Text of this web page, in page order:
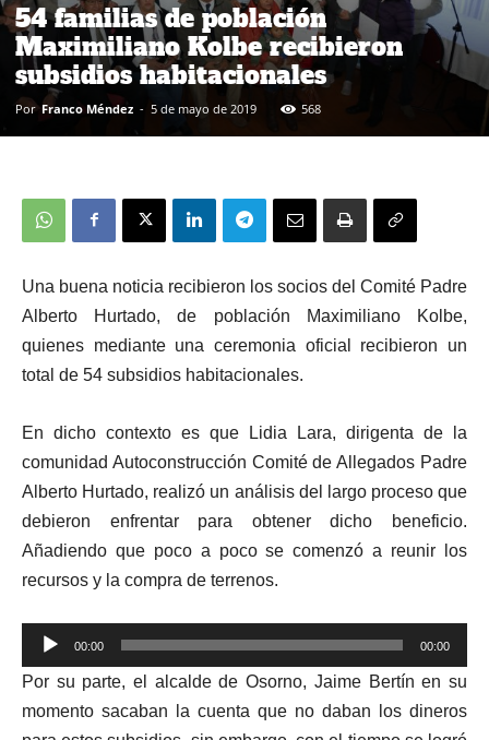
54 familias de población
Maximiliano Kolbe recibieron
subsidios habitacionales
Por Franco Méndez - 5 de mayo de 2019 568
Una buena noticia recibieron los socios del Comité Padre
Alberto Hurtado, de población Maximiliano Kolbe,
quienes mediante una ceremonia oficial recibieron un
total de 54 subsidios habitacionales.
En dicho contexto es que Lidia Lara, dirigenta de la
comunidad Autoconstrucción Comité de Allegados Padre
Alberto Hurtado, realizó un análisis del largo proceso que
debieron enfrentar para obtener dicho beneficio.
Añadiendo que poco a poco se comenzó a reunir los
recursos y la compra de terrenos.
Reproductor
de
audio
00:00 00:00
Por su parte, el alcalde de Osorno, Jaime Bertín en su
momento sacaban la cuenta que no daban los dineros